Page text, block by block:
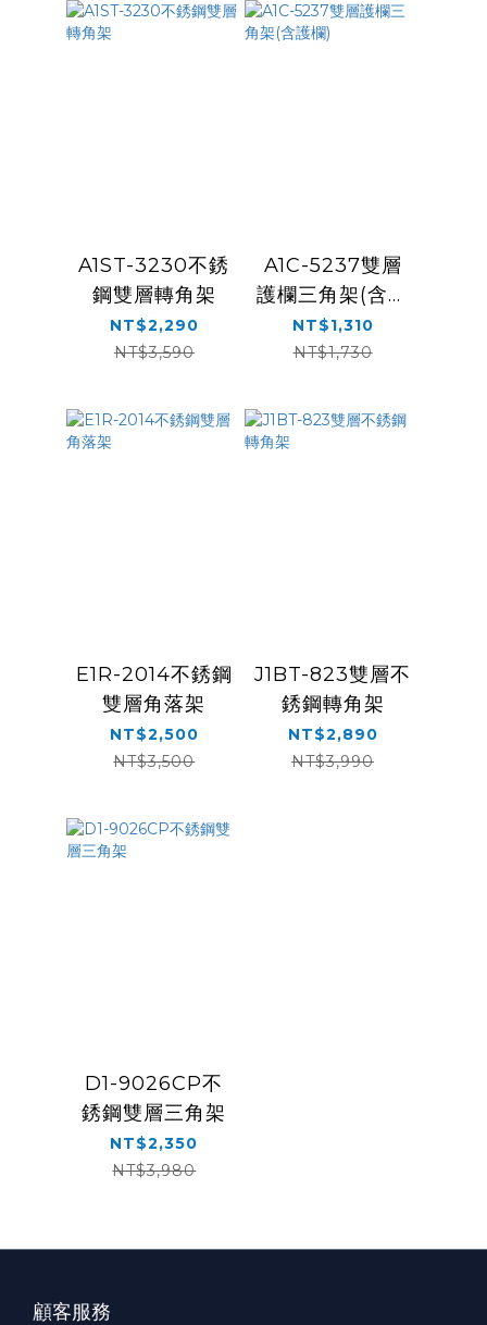
A1ST-3230不銹
鋼雙層轉角架
NT$2,290
NT$3,590
A1C-5237雙層
護欄三角架(含護
欄)
NT$1,310
NT$1,730
E1R-2014不銹鋼
雙層角落架
NT$2,500
NT$3,500
J1BT-823雙層不
銹鋼轉角架
NT$2,890
NT$3,990
D1-9026CP不
銹鋼雙層三角架
NT$2,350
NT$3,980
顧客服務